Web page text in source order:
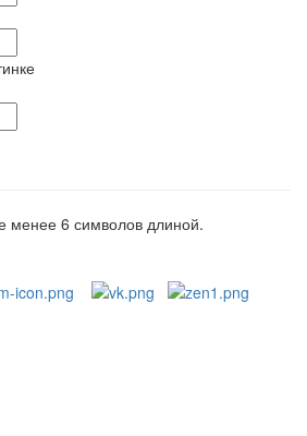
менее 6 символов длиной.